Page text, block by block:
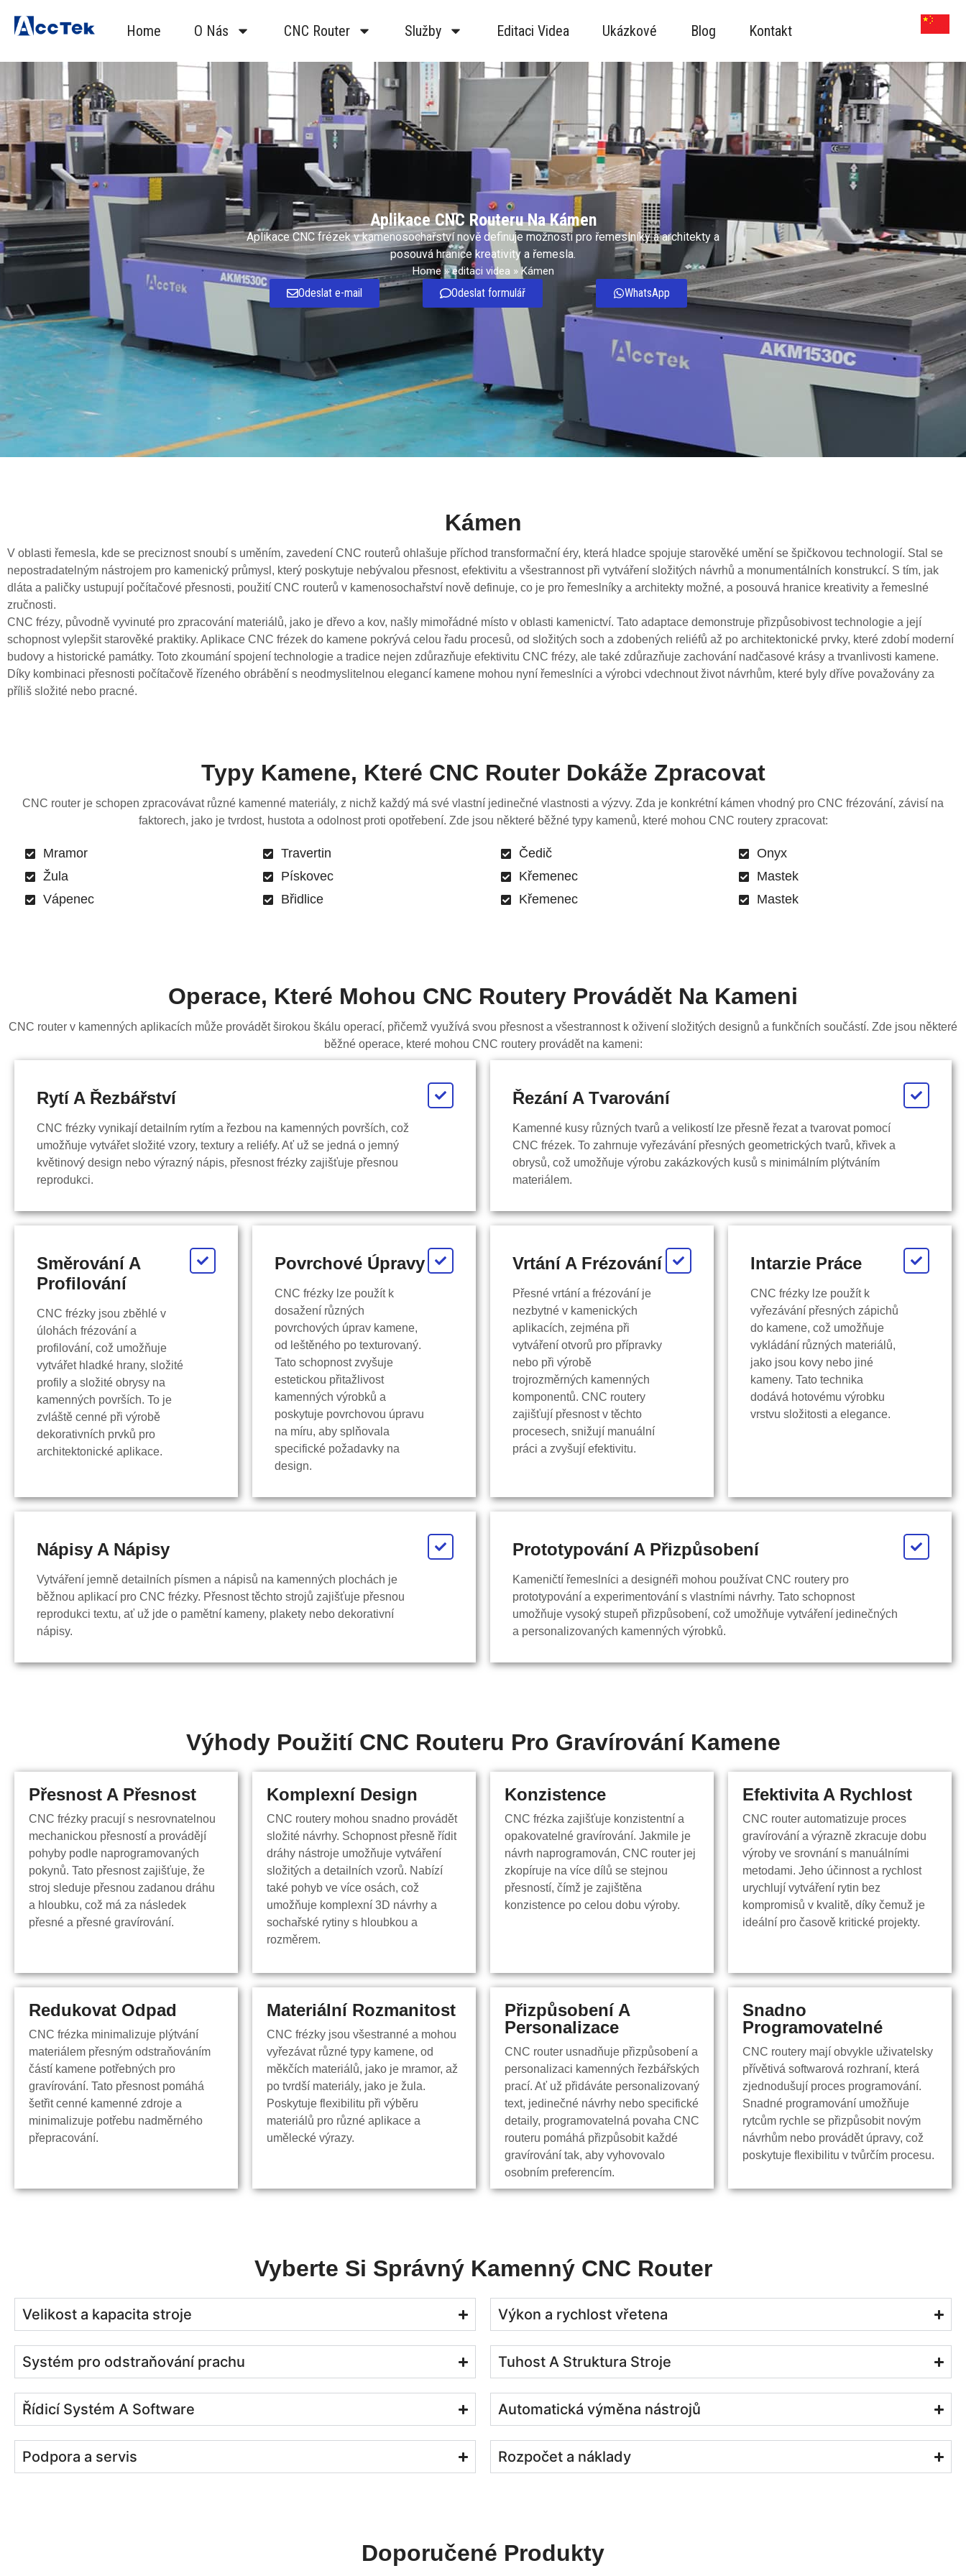
Home O Nás CNC Router Služby Editaci Videa Ukázkové Blog Kontakt
Aplikace CNC Routeru Na Kámen
Aplikace CNC frézek v kamenosochařství nově definuje možnosti pro řemeslníky a architekty a
posouvá hranice kreativity a řemesla.
Home»editaci videa »Kámen
Odeslat e-mail Odeslat formulář WhatsApp
Kámen
V oblasti řemesla, kde se preciznost snoubí s uměním, zavedení CNC routerů ohlašuje příchod transformační éry, která hladce spojuje starověké umění se špičkovou technologií. Stal se
nepostradatelným nástrojem pro kamenický průmysl, který poskytuje nebývalou přesnost, efektivitu a všestrannost při vytváření složitých návrhů a monumentálních konstrukcí. S tím, jak
dláta a paličky ustupují počítačové přesnosti, použití CNC routerů v kamenosochařství nově definuje, co je pro řemeslníky a architekty možné, a posouvá hranice kreativity a řemeslné
zručnosti.
CNC frézy, původně vyvinuté pro zpracování materiálů, jako je dřevo a kov, našly mimořádné místo v oblasti kamenictví. Tato adaptace demonstruje přizpůsobivost technologie a její
schopnost vylepšit starověké praktiky. Aplikace CNC frézek do kamene pokrývá celou řadu procesů, od složitých soch a zdobených reliéfů až po architektonické prvky, které zdobí moderní
budovy a historické památky. Toto zkoumání spojení technologie a tradice nejen zdůrazňuje efektivitu CNC frézy, ale také zdůrazňuje zachování nadčasové krásy a trvanlivosti kamene.
Díky kombinaci přesnosti počítačově řízeného obrábění s neodmyslitelnou elegancí kamene mohou nyní řemeslníci a výrobci vdechnout život návrhům, které byly dříve považovány za
příliš složité nebo pracné.
Typy Kamene, Které CNC Router Dokáže Zpracovat
CNC router je schopen zpracovávat různé kamenné materiály, z nichž každý má své vlastní jedinečné vlastnosti a výzvy. Zda je konkrétní kámen vhodný pro CNC frézování, závisí na
faktorech, jako je tvrdost, hustota a odolnost proti opotřebení. Zde jsou některé běžné typy kamenů, které mohou CNC routery zpracovat:
Mramor
Žula
Vápenec
Travertin
Pískovec
Břidlice
Čedič
Křemenec
Křemenec
Onyx
Mastek
Mastek
Operace, Které Mohou CNC Routery Provádět Na Kameni
CNC router v kamenných aplikacích může provádět širokou škálu operací, přičemž využívá svou přesnost a všestrannost k oživení složitých designů a funkčních součástí. Zde jsou některé
běžné operace, které mohou CNC routery provádět na kameni:
Rytí A Řezbářství
CNC frézky vynikají detailním rytím a řezbou na kamenných površích, což
umožňuje vytvářet složité vzory, textury a reliéfy. Ať už se jedná o jemný
květinový design nebo výrazný nápis, přesnost frézky zajišťuje přesnou
reprodukci.
Řezání A Tvarování
Kamenné kusy různých tvarů a velikostí lze přesně řezat a tvarovat pomocí
CNC frézek. To zahrnuje vyřezávání přesných geometrických tvarů, křivek a
obrysů, což umožňuje výrobu zakázkových kusů s minimálním plýtváním
materiálem.
Směrování A
Profilování
CNC frézky jsou zběhlé v
úlohách frézování a
profilování, což umožňuje
vytvářet hladké hrany, složité
profily a složité obrysy na
kamenných površích. To je
zvláště cenné při výrobě
dekorativních prvků pro
architektonické aplikace.
Povrchové Úpravy
CNC frézky lze použít k
dosažení různých
povrchových úprav kamene,
od leštěného po texturovaný.
Tato schopnost zvyšuje
estetickou přitažlivost
kamenných výrobků a
poskytuje povrchovou úpravu
na míru, aby splňovala
specifické požadavky na
design.
Vrtání A Frézování
Přesné vrtání a frézování je
nezbytné v kamenických
aplikacích, zejména při
vytváření otvorů pro přípravky
nebo při výrobě
trojrozměrných kamenných
komponentů. CNC routery
zajišťují přesnost v těchto
procesech, snižují manuální
práci a zvyšují efektivitu.
Intarzie Práce
CNC frézky lze použít k
vyřezávání přesných zápichů
do kamene, což umožňuje
vykládání různých materiálů,
jako jsou kovy nebo jiné
kameny. Tato technika
dodává hotovému výrobku
vrstvu složitosti a elegance.
Nápisy A Nápisy
Vytváření jemně detailních písmen a nápisů na kamenných plochách je
běžnou aplikací pro CNC frézky. Přesnost těchto strojů zajišťuje přesnou
reprodukci textu, ať už jde o pamětní kameny, plakety nebo dekorativní
nápisy.
Prototypování A Přizpůsobení
Kameničtí řemeslníci a designéři mohou používat CNC routery pro
prototypování a experimentování s vlastními návrhy. Tato schopnost
umožňuje vysoký stupeň přizpůsobení, což umožňuje vytváření jedinečných
a personalizovaných kamenných výrobků.
Výhody Použití CNC Routeru Pro Gravírování Kamene
Přesnost A Přesnost
CNC frézky pracují s nesrovnatelnou
mechanickou přesností a provádějí
pohyby podle naprogramovaných
pokynů. Tato přesnost zajišťuje, že
stroj sleduje přesnou zadanou dráhu
a hloubku, což má za následek
přesné a přesné gravírování.
Přesnost a přesnost
CNC frézky pracují s nesrovnatelnou
mechanickou přesností a provádějí
pohyby podle naprogramovaných
pokynů. Tato přesnost zajišťuje, že
stroj sleduje přesnou zadanou dráhu
a hloubku, což má za následek
přesné a přesné gravírování.
Komplexní Design
CNC routery mohou snadno provádět
složité návrhy. Schopnost přesně řídit
dráhy nástroje umožňuje vytváření
složitých a detailních vzorů. Nabízí
také pohyb ve více osách, což
umožňuje komplexní 3D návrhy a
sochařské rytiny s hloubkou a
rozměrem.
Komplexní Design
CNC routery mohou snadno provádět
složité návrhy. Schopnost přesně řídit
dráhy nástroje umožňuje vytváření
složitých a detailních vzorů. Nabízí
také pohyb ve více osách, což
umožňuje komplexní 3D návrhy a
sochařské rytiny s hloubkou a
rozměrem.
Konzistence
CNC frézka zajišťuje konzistentní a
opakovatelné gravírování. Jakmile je
návrh naprogramován, CNC router jej
zkopíruje na více dílů se stejnou
přesností, čímž je zajištěna
konzistence po celou dobu výroby.
Konzistence
CNC frézka zajišťuje konzistentní a
opakovatelné gravírování. Jakmile je
návrh naprogramován, CNC router jej
zkopíruje na více dílů se stejnou
přesností, čímž je zajištěna
konzistence po celou dobu výroby.
Efektivita A Rychlost
CNC router automatizuje proces
gravírování a výrazně zkracuje dobu
výroby ve srovnání s manuálními
metodami. Jeho účinnost a rychlost
urychlují vytváření rytin bez
kompromisů v kvalitě, díky čemuž je
ideální pro časově kritické projekty.
Efektivita A Rychlost
CNC router automatizuje proces
gravírování a výrazně zkracuje dobu
výroby ve srovnání s manuálními
metodami. Jeho účinnost a rychlost
urychlují vytváření rytin bez
kompromisů v kvalitě, díky čemuž je
ideální pro časově kritické projekty.
Redukovat Odpad
CNC frézka minimalizuje plýtvání
materiálem přesným odstraňováním
částí kamene potřebných pro
gravírování. Tato přesnost pomáhá
šetřit cenné kamenné zdroje a
minimalizuje potřebu nadměrného
přepracování.
Redukovat odpad
CNC frézka minimalizuje plýtvání
materiálem přesným odstraňováním
částí kamene potřebných pro
gravírování. Tato přesnost pomáhá
šetřit cenné kamenné zdroje a
minimalizuje potřebu nadměrného
přepracování.
Materiální Rozmanitost
CNC frézky jsou všestranné a mohou
vyřezávat různé typy kamene, od
měkčích materiálů, jako je mramor, až
po tvrdší materiály, jako je žula.
Poskytuje flexibilitu při výběru
materiálů pro různé aplikace a
umělecké výrazy.
Materiální rozmanitost
CNC frézky jsou všestranné a mohou
vyřezávat různé typy kamene, od
měkčích materiálů, jako je mramor, až
po tvrdší materiály, jako je žula.
Poskytuje flexibilitu při výběru
materiálů pro různé aplikace a
umělecké výrazy.
Přizpůsobení A
Personalizace
CNC router usnadňuje přizpůsobení a
personalizaci kamenných řezbářských
prací. Ať už přidáváte personalizovaný
text, jedinečné návrhy nebo specifické
detaily, programovatelná povaha CNC
routeru pomáhá přizpůsobit každé
gravírování tak, aby vyhovovalo
osobním preferencím.
Přizpůsobení a
personalizace
CNC router usnadňuje přizpůsobení a
personalizaci kamenných řezbářských
prací. Ať už přidáváte personalizovaný
text, jedinečné návrhy nebo specifické
detaily, programovatelná povaha CNC
routeru pomáhá přizpůsobit každé
gravírování tak, aby vyhovovalo
osobním preferencím.
Snadno
Programovatelné
CNC routery mají obvykle uživatelsky
přívětivá softwarová rozhraní, která
zjednodušují proces programování.
Snadné programování umožňuje
rytcům rychle se přizpůsobit novým
návrhům nebo provádět úpravy, což
poskytuje flexibilitu v tvůrčím procesu.
Snadno
programovatelné
CNC routery mají obvykle uživatelsky
přívětivá softwarová rozhraní, která
zjednodušují proces programování.
Snadné programování umožňuje
rytcům rychle se přizpůsobit novým
návrhům nebo provádět úpravy, což
poskytuje flexibilitu v tvůrčím procesu.
Vyberte Si Správný Kamenný CNC Router
Velikost a kapacita stroje Výkon a rychlost vřetena
Systém pro odstraňování prachu Tuhost A Struktura Stroje
Řídicí Systém A Software Automatická výměna nástrojů
Podpora a servis Rozpočet a náklady
Doporučené Produkty